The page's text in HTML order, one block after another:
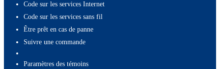
Code sur les services Internet
Code sur les services sans fil
Être prêt en cas de panne
Suivre une commande
paramètres des témoins